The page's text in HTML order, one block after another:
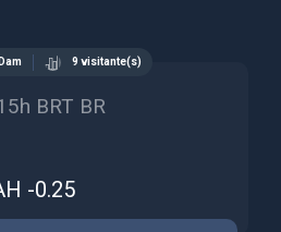
9 visitante(s)
BRT BR
-0.25